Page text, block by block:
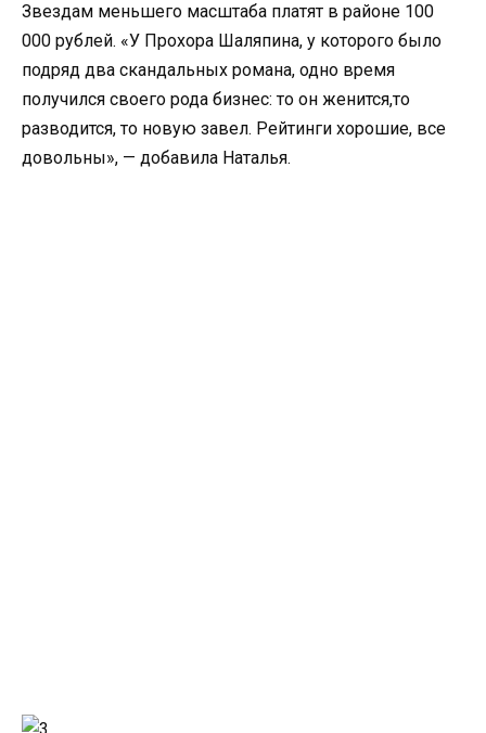
Звездам меньшего масштаба платят в районе 100
000 рублей. «У Прохора Шаляпина, у которого было
подряд два скандальных романа, одно время
получился своего рода бизнес: то он женится,то
разводится, то новую завел. Рейтинги хорошие, все
довольны», — добавила Наталья.